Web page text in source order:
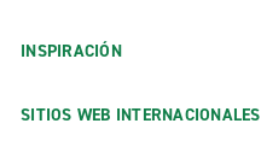
INSPIRACIÓN
SITIOS WEB INTERNACIONALES